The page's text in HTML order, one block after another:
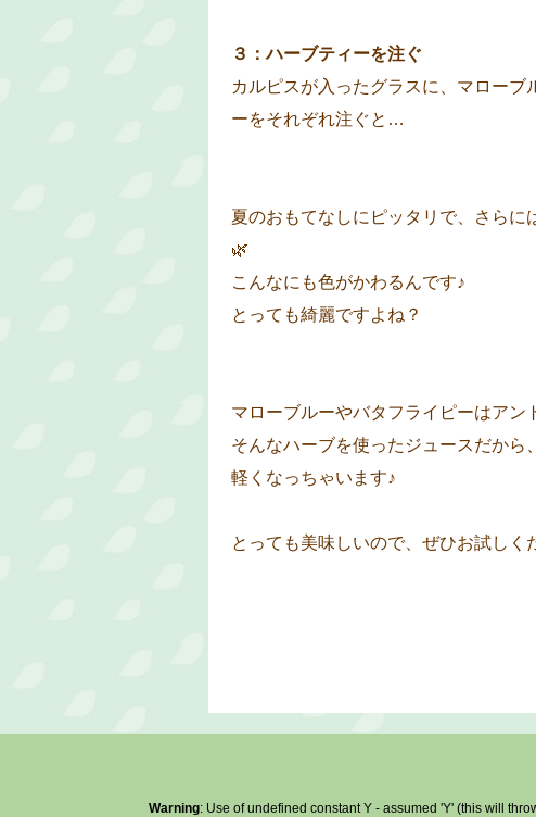
３：ハーブティーを注ぐ
カルピスが入ったグラスに、マロー
ーをそれぞれ注ぐと…
夏のおもてなしにピッタリで、さら
🌿
こんなにも色がかわるんです♪
とっても綺麗ですよね？
マローブルーやバタフライピーはアン
そんなハーブを使ったジュースだか
軽くなっちゃいます♪
とっても美味しいので、ぜひお試しく
Warning: Use of undefined constant Y - assumed 'Y' (this will